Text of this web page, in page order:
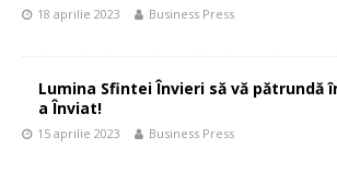
18 aprilie 2023 Business Press
Lumina Sfintei Învieri să vă pătrundă
a Înviat!
15 aprilie 2023 Business Press